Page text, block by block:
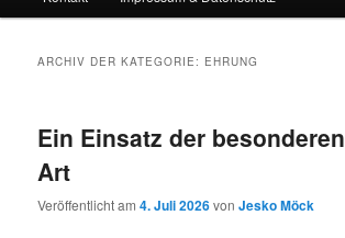
ARCHIV DER KATEGORIE: EHRUNG
Ein Einsatz der besonderen
Art
Veröffentlicht am4. Juli 2026vonJesko Möck